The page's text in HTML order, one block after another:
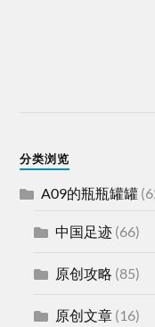
分类浏览
A09的瓶瓶罐罐
中国足迹 (66)
原创攻略 (85)
原创文章 (16)